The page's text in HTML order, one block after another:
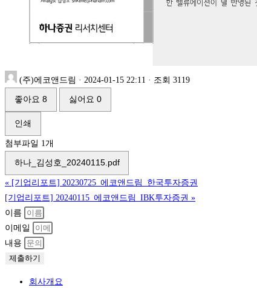
(주)에코앤드림 · 2024-01-15 22:11 · 조회 3119
좋아요 8 싫어요 0
인쇄
첨부파일 1개
하나_김성호_20240115.pdf
« [기업리포트] 20230725_에코앤드림_한국투자증권
[기업리포트] 20240115_에코앤드림_IBK투자증권 »
이름
이메일
내용
제출하기
회사개요